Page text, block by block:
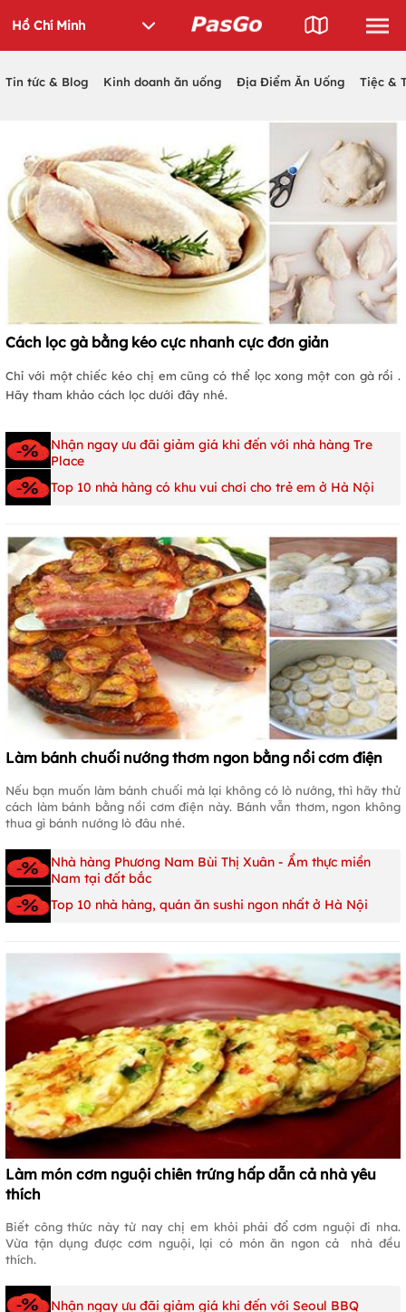
Tin tức & Blog Kinh doanh ăn uống Địa Điểm Ăn Uống Tiệc &
Cách lọc gà bằng kéo cực nhanh cực đơn giản
Chỉ với một chiếc kéo chị em cũng có thể lọc xong một con gà rồi .
Hãy tham khảo cách lọc dưới đây nhé.
Nhận ngay ưu đãi giảm giá khi đến với nhà hàng Tre
Place
Top 10 nhà hàng có khu vui chơi cho trẻ em ở Hà Nội
Làm bánh chuối nướng thơm ngon bằng nồi cơm điện
Nếu bạn muốn làm bánh chuối mà lại không có lò nướng, thì hãy thử
cách làm bánh bằng nồi cơm điện này. Bánh vẫn thơm, ngon không
thua gì bánh nướng lò đâu nhé.
Nhà hàng Phương Nam Bùi Thị Xuân - Ẩm thực miền
Nam tại đất bắc
Top 10 nhà hàng, quán ăn sushi ngon nhất ở Hà Nội
Làm món cơm nguội chiên trứng hấp dẫn cả nhà yêu
thích
Biết công thức này từ nay chị em khỏi phải đổ cơm nguội đi nha.
Vừa tận dụng được cơm nguội, lại có món ăn ngon cả nhà đều
thích.
Nhận ngay ưu đãi giảm giá khi đến với Seoul BBQ